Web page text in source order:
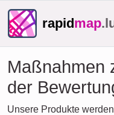
rapidmap
Maßnahmen
der
Unsere Produkte